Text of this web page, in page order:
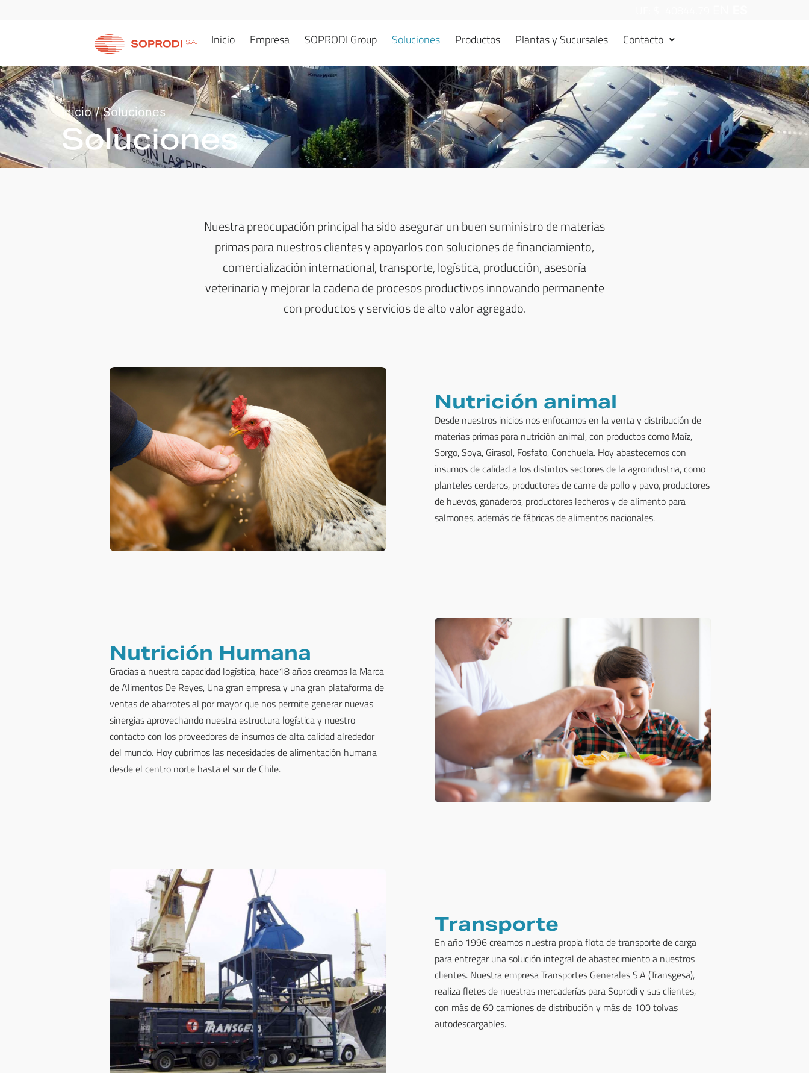
Inicio Empresa SOPRODI Group Soluciones Productos Plantas y Sucursales Contacto
Inicio/Soluciones
Soluciones
Nuestra preocupación principal ha sido asegurar un buen suministro de materias
primas para nuestros clientes y apoyarlos con soluciones de financiamiento,
comercialización internacional, transporte, logística, producción, asesoría
veterinaria y mejorar la cadena de procesos productivos innovando permanente
con productos y servicios de alto valor agregado.
Nutrición animal
Desde nuestros inicios nos enfocamos en la venta y distribución de
materias primas para nutrición animal, con productos como Maíz,
Sorgo, Soya, Girasol, Fosfato, Conchuela. Hoy abastecemos con
insumos de calidad a los distintos sectores de la agroindustria, como
planteles cerderos, productores de carne de pollo y pavo, productores
de huevos, ganaderos, productores lecheros y de alimento para
salmones, además de fábricas de alimentos nacionales.
Nutrición Humana
Gracias a nuestra capacidad logística, hace18 años creamos la Marca
de Alimentos De Reyes, Una gran empresa y una gran plataforma de
ventas de abarrotes al por mayor que nos permite generar nuevas
sinergias aprovechando nuestra estructura logística y nuestro
contacto con los proveedores de insumos de alta calidad alrededor
del mundo. Hoy cubrimos las necesidades de alimentación humana
desde el centro norte hasta el sur de Chile.
Transporte
En año 1996 creamos nuestra propia flota de transporte de carga
para entregar una solución integral de abastecimiento a nuestros
clientes. Nuestra empresa Transportes Generales S.A (Transgesa),
realiza fletes de nuestras mercaderías para Soprodi y sus clientes,
con más de 60 camiones de distribución y más de 100 tolvas
autodescargables.